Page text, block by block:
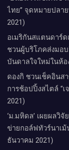
ไทย” จุดหมายปลา
2021)
อเมริกันสแตนดาร์ด
ชวนผู้บริโภคส่งมอบ
บันดาลใจใหม่ในห้อ
ดองกิ ชวนเช็คอินส
การช้อปปิ้งสไตล์ “เ
2021)
‘ม.มหิดล’ เผยผลวิ
ข่ายกอล์ฟทัวร์นาเม้
ธันวาคม 2021)